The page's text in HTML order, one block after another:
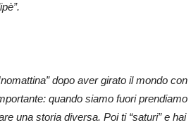
dopo aver girato il mondo con
quando siamo fuori prendiamo
una storia diversa. Poi ti “saturi” e hai